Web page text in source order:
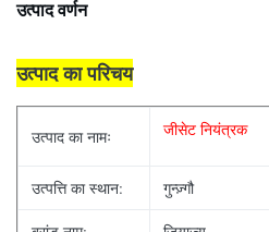
उत्पाद वर्णन
उत्पाद का परिचय
उत्पाद का नामः जीसेट नियंत्रक
उत्पत्ति का स्थान: गुन्ज़्गौ